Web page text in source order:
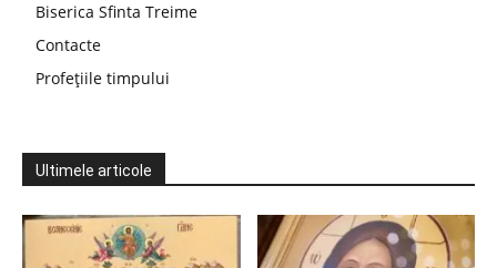
Biserica Sfinta Treime
Contacte
Profețiile timpului
Ultimele articole